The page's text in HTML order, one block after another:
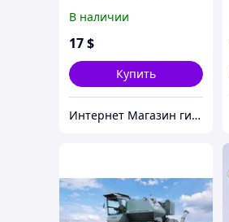
В наличии
17$
Купить
Интернет Магазин гидравлических узлов